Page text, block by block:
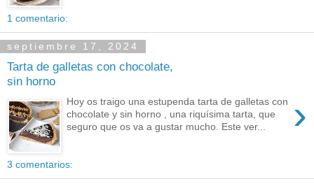
1 comentario:
septiembre 17, 2024
Tarta de galletas con chocolate,
sin horno
›
Hoy os traigo una estupenda tarta de galletas con
chocolate y sin horno , una riquísima tarta, que
seguro que os va a gustar mucho. Este ver...
3 comentarios: